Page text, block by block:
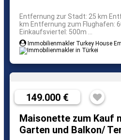
Entfernung zur Stadt: 25 km
km Entfernung zum Flughafen:
Einkaufsviertel: 500m ...
Immobilienmakler Turkey House
149.000 €
Maisonette zum Kauf
Garten und Balkon/